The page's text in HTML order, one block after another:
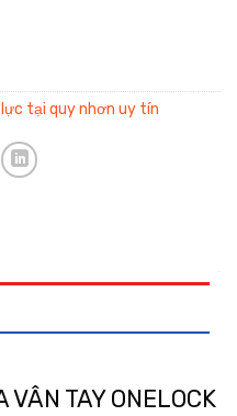
cường lực) số lượng
tại quy nhơn uy tín
VÂN TAY ONELOCK